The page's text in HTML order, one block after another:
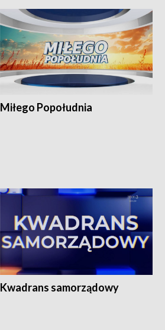
Miłego Popołudnia
Kwadrans samorządowy